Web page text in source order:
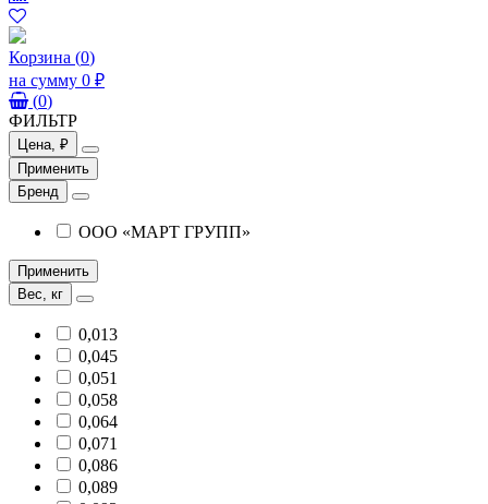
Корзина (0)
на сумму 0 ₽
(0)
ФИЛЬТР
Цена, ₽
Применить
Бренд
ООО «МАРТ ГРУПП»
Применить
Вес, кг
0,013
0,045
0,051
0,058
0,064
0,071
0,086
0,089